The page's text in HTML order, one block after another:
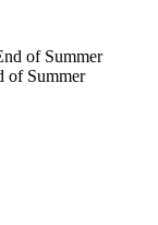
of Summer